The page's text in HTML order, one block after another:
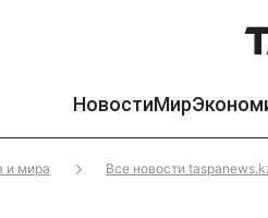
НовостиМир
и мира Все новости